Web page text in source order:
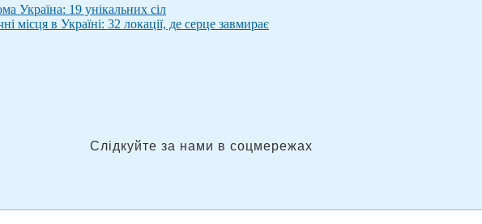
Україна: 19 унікальних сіл
місця в Україні: 32 локації, де серце завмирає
Слідкуйте за нами в соцмережах